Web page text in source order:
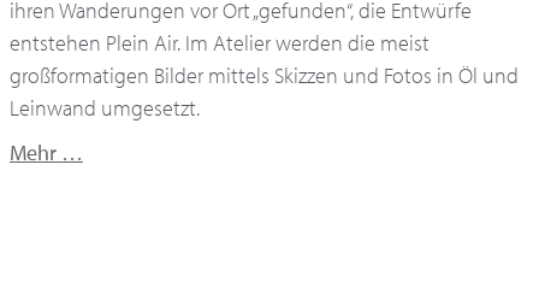
ihren Wanderungen vor Ort „gefunden“, die Entwürfe
entstehen Plein Air. Im Atelier werden die meist
großformatigen Bilder mittels Skizzen und Fotos in Öl und
Leinwand umgesetzt.
Mehr …